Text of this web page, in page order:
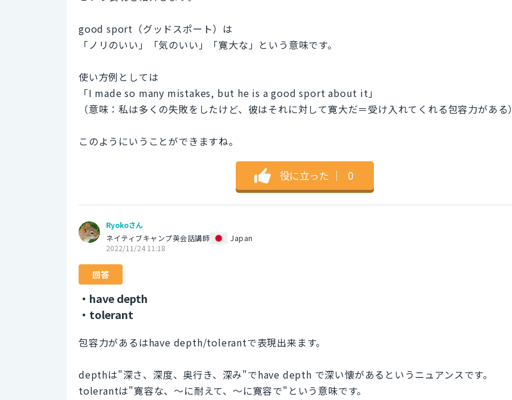
good sport（グッドスポート）は
「ノリのいい」「気のいい」「寛大な」という意味です。
使い方例としては
「I made so many mistakes, but he is a good sport about it」
（意味：私は多くの失敗をしたけど、彼はそれに対して寛大だ＝受け入れてくれる包容力がある）
このようにいうことができますね。
役に立った ｜ 0
Ryokoさん
ネイティブキャンプ英会話講師
Japan
2022/11/24 11:18
回答
・have depth
・tolerant
包容力があるはhave depth/tolerantで表現出来ます。
depthは"深さ、深度、奥行き、深み"でhave depth で深い懐があるというニュアンスです。
tolerantは"寛容な、～に耐えて、～に寛容で"という意味です。